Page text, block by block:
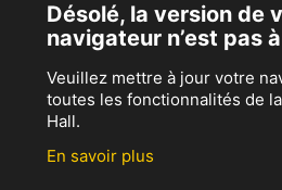
Désolé, la version de
navigateur n’est pas
Veuillez mettre à jour votre
toutes les fonctionnalités de
Hall.
En savoir plus